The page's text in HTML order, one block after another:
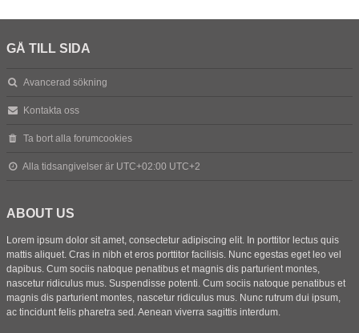
GÅ TILL SIDA
Avancerad sökning
Kontakta oss
Ta bort alla forumcookies
Alla tidsangivelser är UTC+02:00 UTC+2
ABOUT US
Lorem ipsum dolor sit amet, consectetur adipiscing elit. In porttitor lectus quis
mattis aliquet. Cras in nibh et eros porttitor facilisis. Nunc egestas eget leo vel
dapibus. Cum sociis natoque penatibus et magnis dis parturient montes,
nascetur ridiculus mus. Suspendisse potenti. Cum sociis natoque penatibus et
magnis dis parturient montes, nascetur ridiculus mus. Nunc rutrum dui ipsum,
ac tincidunt felis pharetra sed. Aenean viverra sagittis interdum.